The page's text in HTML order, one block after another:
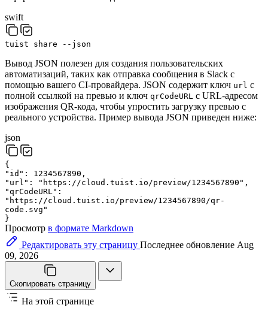
swift
tuist share -- json
Вывод JSON полезен для создания пользовательских
автоматизаций, таких как отправка сообщения в Slack с
помощью вашего CI-провайдера. JSON содержит ключ url с
полной ссылкой на превью и ключ qrCodeURL с URL-адресом
изображения QR-кода, чтобы упростить загрузку превью с
реального устройства. Пример вывода JSON приведен ниже:
json
{
"id" : 1234567890 ,
"url" : "https://cloud.tuist.io/preview/1234567890" ,
"qrCodeURL" :
"https://cloud.tuist.io/preview/1234567890/qr-
code.svg"
}
Просмотр в формате Markdown
Редактировать эту страницу Последнее обновление Aug
09, 2026
Скопировать страницу
На этой странице